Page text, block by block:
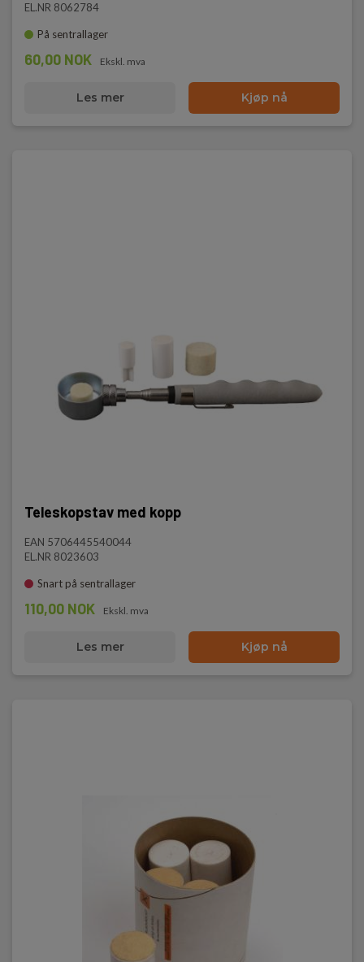
EL.NR 8062784
På sentrallager
60,00 NOK Ekskl. mva
Les mer Kjøp nå
Teleskopstav med kopp
EAN 5706445540044
EL.NR 8023603
Snart på sentrallager
110,00 NOK Ekskl. mva
Les mer Kjøp nå